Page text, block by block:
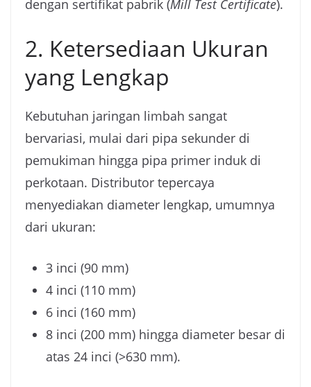
dengan sertifikat pabrik (Mill Test Certificate).
2. Ketersediaan Ukuran
yang Lengkap
Kebutuhan jaringan limbah sangat
bervariasi, mulai dari pipa sekunder di
pemukiman hingga pipa primer induk di
perkotaan. Distributor tepercaya
menyediakan diameter lengkap, umumnya
dari ukuran:
3 inci (90 mm)
4 inci (110 mm)
6 inci (160 mm)
8 inci (200 mm) hingga diameter besar di
atas 24 inci (>630 mm).